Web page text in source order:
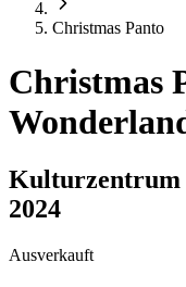
Christmas Panto
Christmas
2024
Ausverkauft